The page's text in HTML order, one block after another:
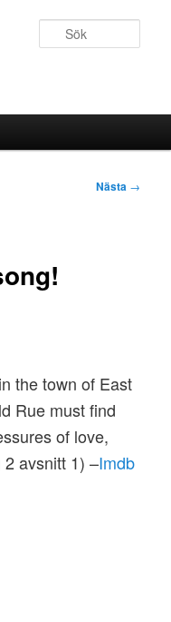
Nästa →
the town of East
Rue must find
of love,
avsnitt 1) –Imdb